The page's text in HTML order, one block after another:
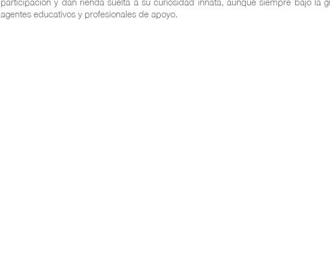
agentes educativos y profesionales de apoyo.